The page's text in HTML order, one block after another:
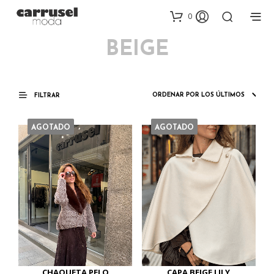
0
BEIGE
FILTRAR
AGOTADO AGOTADO